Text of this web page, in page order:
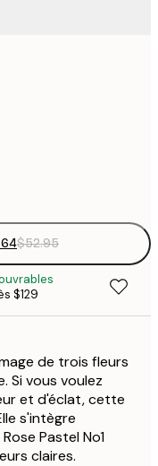
$52.95
$129
de trois fleurs
Si vous voulez
et d'éclat, cette
s'intègre
Pastel No1
claires.